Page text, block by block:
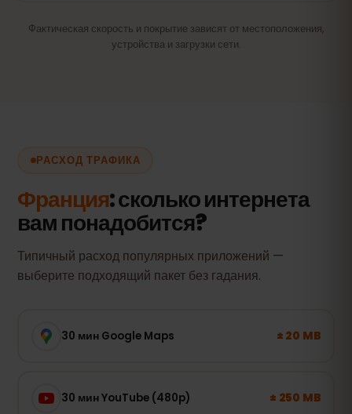
Фактическая скорость и покрытие зависят от местоположения,
устройства и загрузки сети.
РАСХОД ТРАФИКА
Франция: сколько интернета
вам понадобится?
Типичный расход популярных приложений —
выберите подходящий пакет без гадания.
30 мин Google Maps ± 20 MB
30 мин YouTube (480p) ± 250 MB